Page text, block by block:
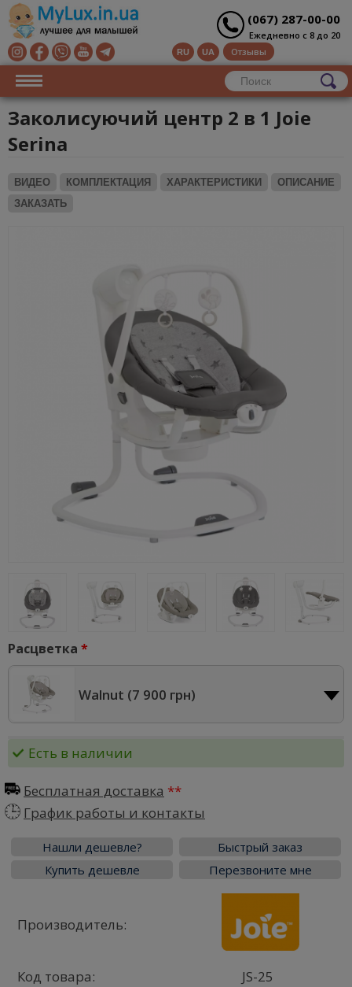
(067) 287-00-00
Ежедневно с 8 до 20
RU UA Отзывы
Заколисуючий центр 2 в 1 Joie
Serina
ВИДЕО КОМПЛЕКТАЦИЯ ХАРАКТЕРИСТИКИ
ОПИСАНИЕ
ЗАКАЗАТЬ
Расцветка
Walnut (7 900 грн)
Есть в наличии
Бесплатная доставка
График работы и контакты
Нашли дешевле?
Быстрый заказ
Купить дешевле
Перезвоните мне
Производитель:
Код товара: JS-25